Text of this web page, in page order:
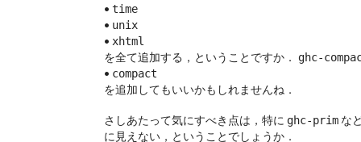
• time
• unix
• xhtml
を全て追加する，ということですか． ghc-
• compact
を追加してもいいかもしれませんね．
さしあたって気にすべき点は，特に ghc-primな
に見えない，ということでしょうか．